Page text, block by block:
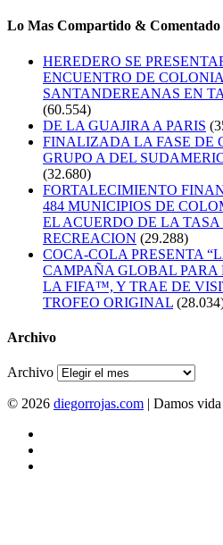
Lo Mas Compartido & Comentado
HEREDERO SE
ENCUENTRO DE
SANTANDEREANAS EN
(60.554)
DE LA GUAJIRA A PARIS
FINALIZADA LA FASE DE
GRUPO A DEL
(32.680)
FORTALECIMIENTO
484 MUNICIPIOS DE
EL ACUERDO DE LA TASA
RECREACION (29.288)
COCA-COLA PRESENTA
CAMPAÑA GLOBAL
LA FIFA™, Y TRAE DE
TROFEO ORIGINAL
Archivo
Archivo
© 2026 diegorrojas.com | Damos